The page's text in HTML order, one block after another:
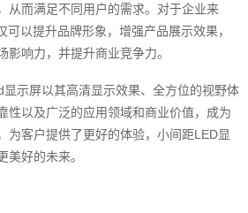
从而满足不同用户的需求。对于企业来
以提升品牌形象，增强产品展示效果，
响力，并提升商业竞争力。
示屏以其高清显示效果、全方位的视野体
性以及广泛的应用领域和商业价值，成为
为客户提供了更好的体验，小间距LED显
美好的未来。